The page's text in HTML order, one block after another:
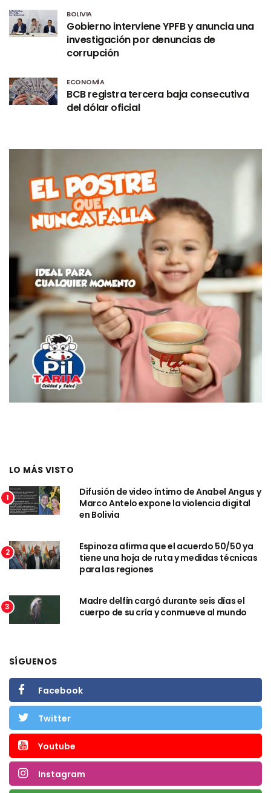
BOLIVIA
Gobierno interviene YPFB y anuncia una
investigación por denuncias de
corrupción
ECONOMÍA
BCB registra tercera baja consecutiva
del dólar oficial
LO MÁS VISTO
1
Difusión de video íntimo de Anabel Angus y
Marco Antelo expone la violencia digital
en Bolivia
2
Espinoza afirma que el acuerdo 50/50 ya
tiene una hoja de ruta y medidas técnicas
para las regiones
3
Madre delfín cargó durante seis días el
cuerpo de su cría y conmueve al mundo
SÍGUENOS
Facebook
Twitter
Youtube
Instagram